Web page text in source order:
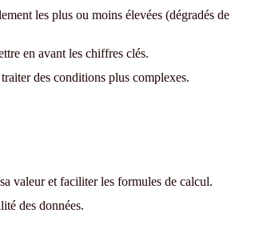
les plus ou moins élevées (dégradés de
en avant les chiffres clés.
des conditions plus complexes.
valeur et faciliter les formules de calcul.
des données.